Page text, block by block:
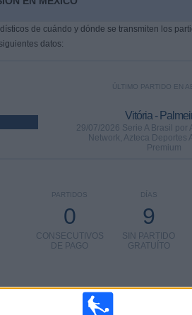
de cuándo y dónde se transmiten los
datos:
ÚLTIMO PARTIDO EN
Vitória -
29/07/2026 Serie A Brasil por
Network, Azteca Deportes
Premium
DÍAS
9
SIN PARTIDO
GRATUÍTO
PARTIDOS
0
CONSECUTIVOS
DE PAGO